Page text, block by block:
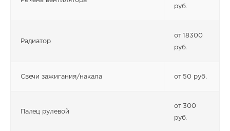
руб.
Радиатор
от 18300
руб.
Свечи зажигания/накала от 50 руб.
Палец рулевой
от 300
руб.